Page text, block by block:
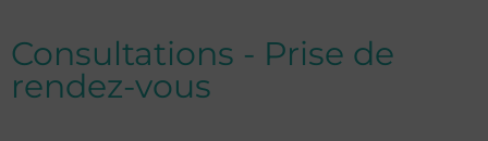
Consultations - Prise de
rendez-vous